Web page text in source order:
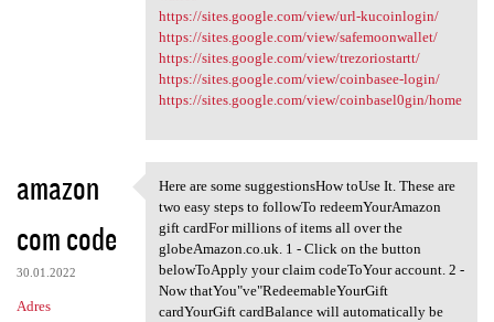
https://sites.google.com/view/url-kucoinlogin/
https://sites.google.com/view/safemoonwallet/
https://sites.google.com/view/trezoriostartt/
https://sites.google.com/view/coinbasee-login/
https://sites.google.com/view/coinbasel0gin/home
amazon
com code
30.01.2022
Adres
Here are some suggestionsHow
Here are some suggestionsHow toUse It. These are
two easy steps to followTo redeemYourAmazon
gift cardFor millions of items all over the
globeAmazon.co.uk. 1 - Click on the button
belowToApply your claim codeToYour account. 2 -
Now thatYou"ve"RedeemableYourGift
cardYourGift cardBalance will automatically be